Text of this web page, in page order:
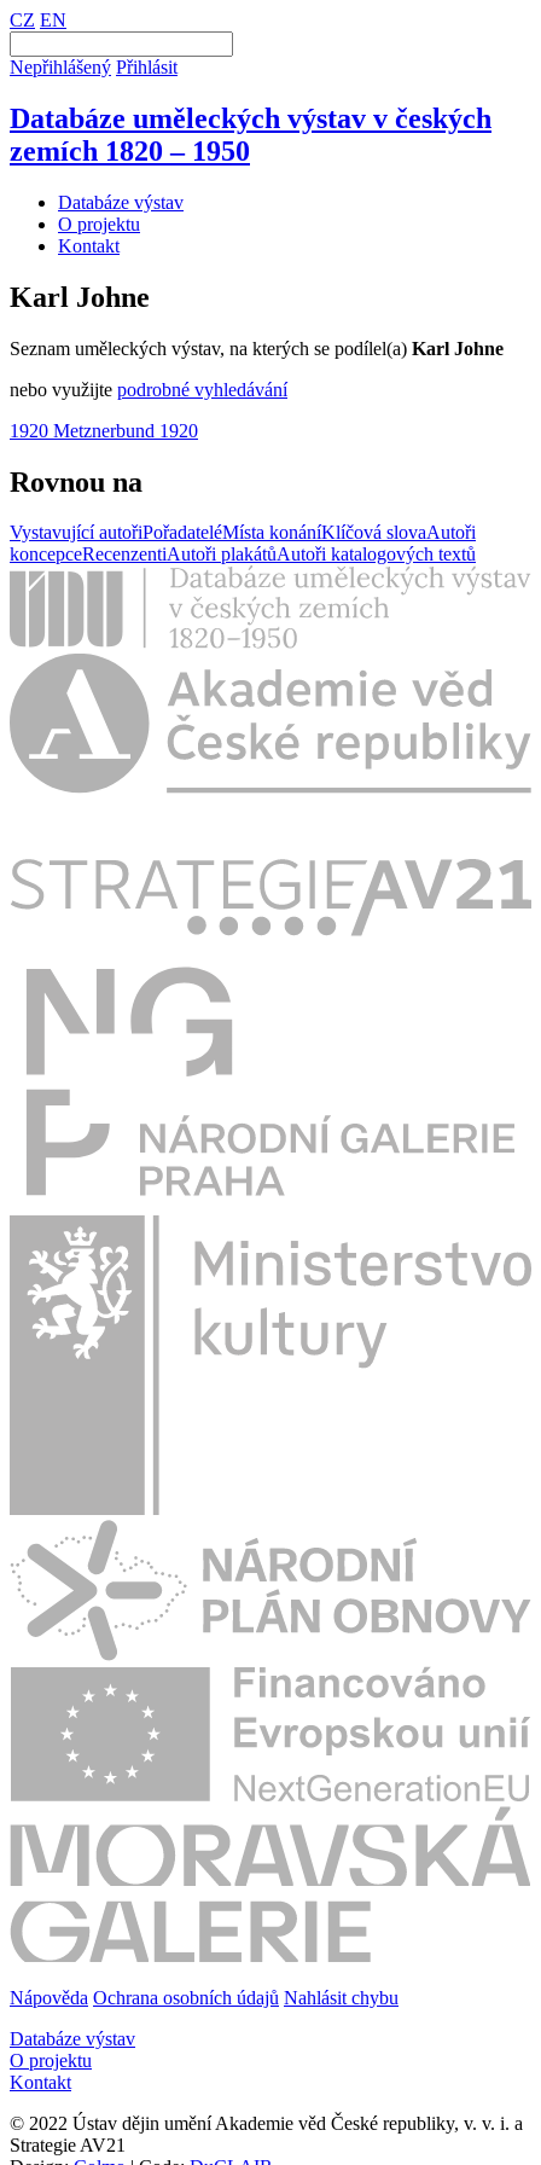
CZ EN
Nepřihlášený Přihlásit
Databáze uměleckých výstav v českých
zemích 1820 – 1950
Databáze výstav
O projektu
Kontakt
Karl Johne
Seznam uměleckých výstav, na kterých se podílel(a) Karl Johne
nebo využijte podrobné vyhledávání
1920 Metznerbund 1920
Rovnou na
Vystavující autořiPořadateléMísta konáníKlíčová slovaAutoři
koncepceRecenzentiAutoři plakátůAutoři katalogových textů
Nápověda Ochrana osobních údajů Nahlásit chybu
Databáze výstav
O projektu
Kontakt
© 2022 Ústav dějin umění Akademie věd České republiky, v. v. i. a
Strategie AV21